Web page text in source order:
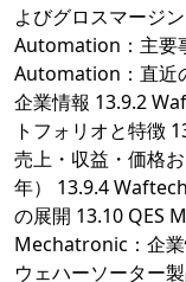
よびグロスマージ
Automation：主要
Automation：直近
企業情報 13.9.2
トフォリオと特徴
売上・収益・価格
年） 13.9.4
の展開 13.10 QES
Mechatronic：企
ウェハーソーター